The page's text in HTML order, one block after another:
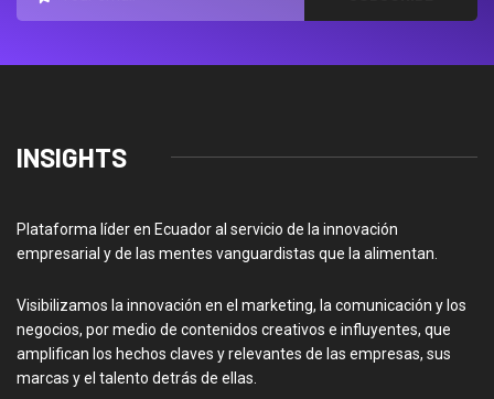
INSIGHTS
Plataforma líder en Ecuador al servicio de la innovación
empresarial y de las mentes vanguardistas que la alimentan.
Visibilizamos la innovación en el marketing, la comunicación y los
negocios, por medio de contenidos creativos e influyentes, que
amplifican los hechos claves y relevantes de las empresas, sus
marcas y el talento detrás de ellas.